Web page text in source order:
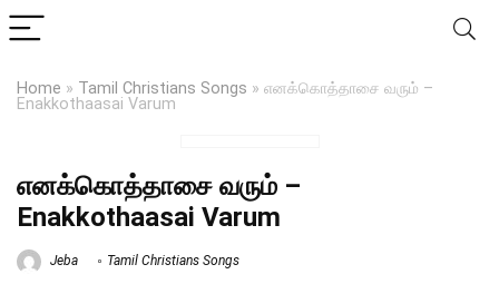
Home » Tamil Christians Songs » எனக்கொத்தாசை வரும் –
Enakkothaasai Varum
எனக்கொத்தாசை வரும் –
Enakkothaasai Varum
Jeba Tamil Christians Songs